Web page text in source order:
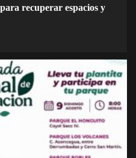
recuperar espacios y